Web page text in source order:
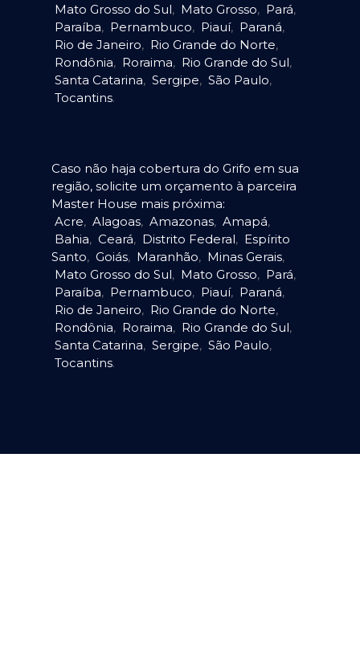
Mato Grosso do Sul, Mato Grosso, Pará,
Paraíba, Pernambuco, Piauí, Paraná,
Rio de Janeiro, Rio Grande do Norte,
Rondônia, Roraima, Rio Grande do Sul,
Santa Catarina, Sergipe, São Paulo,
Tocantins.
Caso não haja cobertura do Grifo em sua
região, solicite um orçamento à parceira
Master House mais próxima:
Acre, Alagoas, Amazonas, Amapá,
Bahia, Ceará, Distrito Federal, Espírito
Santo, Goiás, Maranhão, Minas Gerais,
Mato Grosso do Sul, Mato Grosso, Pará,
Paraíba, Pernambuco, Piauí, Paraná,
Rio de Janeiro, Rio Grande do Norte,
Rondônia, Roraima, Rio Grande do Sul,
Santa Catarina, Sergipe, São Paulo,
Tocantins.